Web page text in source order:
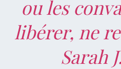
ou les
libérer, ne
Sarah